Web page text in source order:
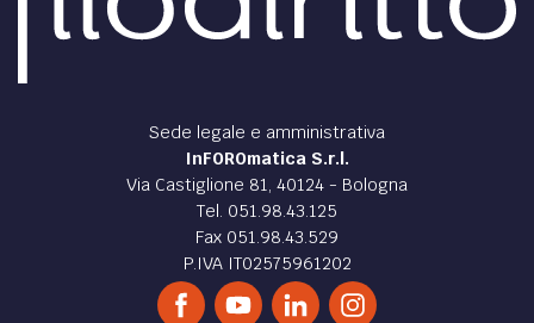
Sede legale e amministrativa
InFOROmatica S.r.l.
Via Castiglione 81, 40124 - Bologna
Tel. 051.98.43.125
Fax 051.98.43.529
P.IVA IT02575961202